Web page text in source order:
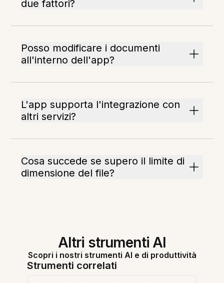
due fattori?
Posso modificare i documenti
all'interno dell'app?
L'app supporta l'integrazione con
altri servizi?
Cosa succede se supero il limite di
dimensione del file?
Altri strumenti AI
Scopri i nostri strumenti AI e di produttività
Strumenti correlati